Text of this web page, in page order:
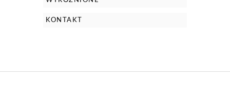
KONTAKT